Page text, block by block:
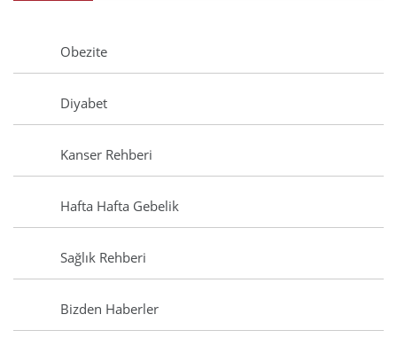
Obezite
Diyabet
Kanser Rehberi
Hafta Hafta Gebelik
Sağlık Rehberi
Bizden Haberler